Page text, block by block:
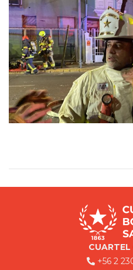
CUARTEL
+56 2